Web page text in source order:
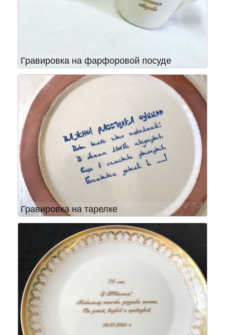
Гравировка на фарфоровой посуде
Гравировка на тарелке